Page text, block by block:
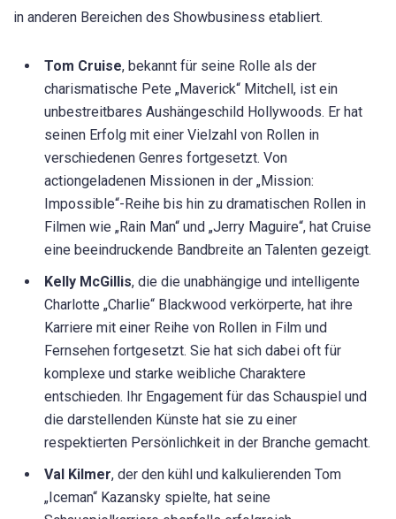
in anderen Bereichen des Showbusiness etabliert.
Tom Cruise, bekannt für seine Rolle als der
charismatische Pete „Maverick“ Mitchell, ist ein
unbestreitbares Aushängeschild Hollywoods. Er hat
seinen Erfolg mit einer Vielzahl von Rollen in
verschiedenen Genres fortgesetzt. Von
actiongeladenen Missionen in der „Mission:
Impossible“-Reihe bis hin zu dramatischen Rollen in
Filmen wie „Rain Man“ und „Jerry Maguire“, hat Cruise
eine beeindruckende Bandbreite an Talenten gezeigt.
Kelly McGillis, die die unabhängige und intelligente
Charlotte „Charlie“ Blackwood verkörperte, hat ihre
Karriere mit einer Reihe von Rollen in Film und
Fernsehen fortgesetzt. Sie hat sich dabei oft für
komplexe und starke weibliche Charaktere
entschieden. Ihr Engagement für das Schauspiel und
die darstellenden Künste hat sie zu einer
respektierten Persönlichkeit in der Branche gemacht.
Val Kilmer, der den kühl und kalkulierenden Tom
„Iceman“ Kazansky spielte, hat seine